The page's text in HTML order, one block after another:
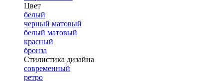
Цвет
белый
черный матовый
белый матовый
красный
бронза
Стилистика дизайна
современный
ретро